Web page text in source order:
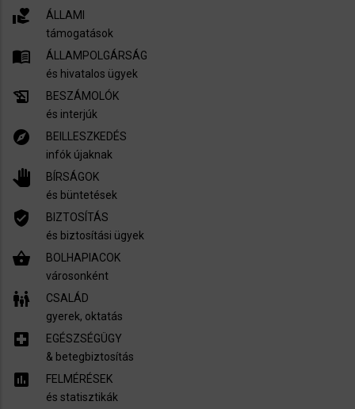
volunteer_activism
ÁLLAMI
támogatások
menu_book
ÁLLAMPOLGÁRSÁG
és hivatalos ügyek
history_edu
BESZÁMOLÓK
és interjúk
explore
BEILLESZKEDÉS
infók újaknak
pan_tool
BÍRSÁGOK
és büntetések
verified_user
BIZTOSÍTÁS
és biztosítási ügyek
shopping_basket
BOLHAPIACOK
városonként
family_restroom
CSALÁD
gyerek, oktatás
local_hospital
EGÉSZSÉGÜGY
​& betegbiztosítás
assessment
FELMÉRÉSEK
és statisztikák